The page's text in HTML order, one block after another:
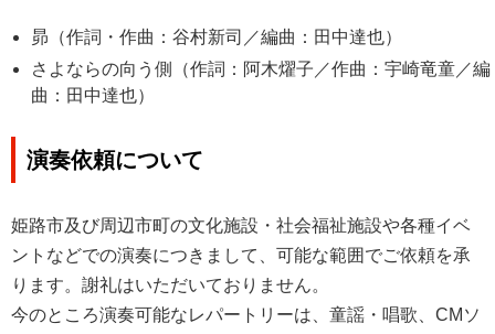
昴（作詞・作曲：谷村新司／編曲：田中達也）
さよならの向う側（作詞：阿木燿子／作曲：宇崎竜童／編
曲：田中達也）
演奏依頼について
姫路市及び周辺市町の文化施設・社会福祉施設や各種イベ
ントなどでの演奏につきまして、可能な範囲でご依頼を承
ります。謝礼はいただいておりません。
今のところ演奏可能なレパートリーは、童謡・唱歌、CMソ